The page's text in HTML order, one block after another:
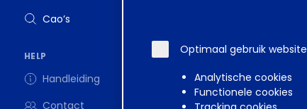
Optimaal gebruik website
Analytische cookies
Functionele cookies
Cao’s
HELP
Handleiding
Contact